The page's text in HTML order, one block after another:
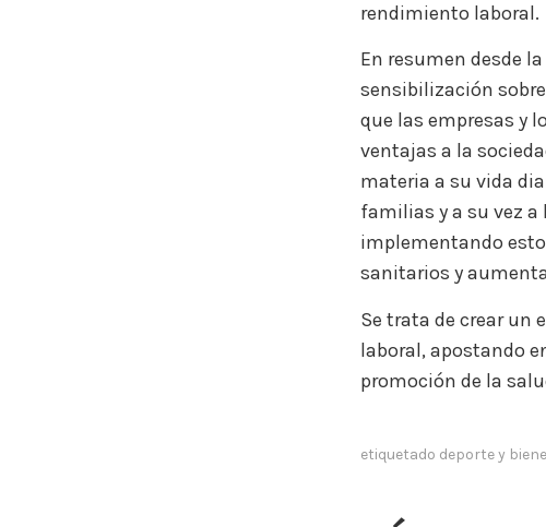
rendimiento laboral.
En resumen desde
sensibilización
que las empresas y
ventajas a la
materia a su vida
familias y a su vez a
implementando
sanitarios y
Se trata de crear un
laboral, apostando
promoción de la
etiquetado deporte y